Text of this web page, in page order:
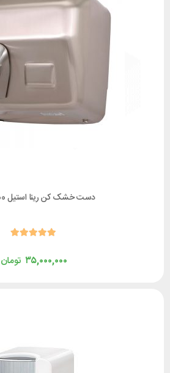
دست خشک کن رینا استیل 2500 وات
تومان۳۵,۰۰۰,۰۰۰